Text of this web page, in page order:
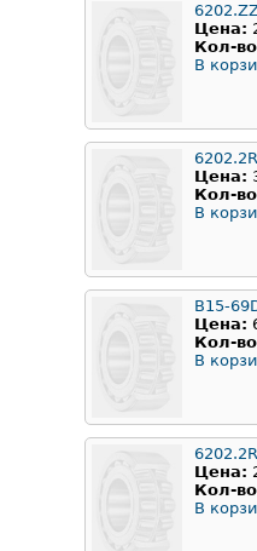
Цена:
Кол-
В
Цена:
Кол-
В
B15-
Цена:
Кол-
В
Цена:
Кол-
В